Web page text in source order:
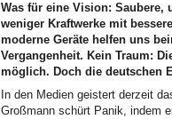
Was für eine Vision: Saubere,
weniger Kraftwerke mit
moderne Geräte helfen uns
Vergangenheit. Kein Traum:
möglich. Doch die deutschen
In den Medien geistert derzeit
Großmann schürt Panik, indem